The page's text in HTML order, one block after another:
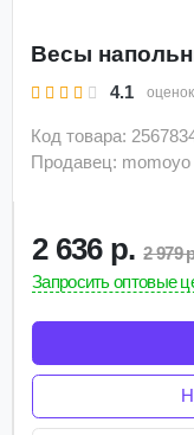
Весы
4.1
Код товара:
Продавец: momoyo
2 636 р. 2 979
Запросить оптовые